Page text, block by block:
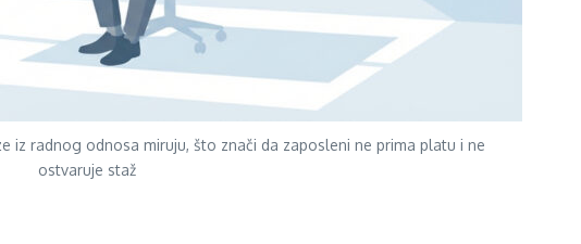
iz radnog odnosa miruju, što znači da zaposleni ne prima platu i ne
ostvaruje staž